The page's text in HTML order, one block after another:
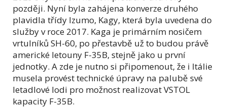
později. Nyní byla zahájena konverze druhého
plavidla třídy Izumo, Kagy, která byla uvedena do
služby v roce 2017. Kaga je primárním nosičem
vrtulníků SH-60, po přestavbě už to budou právě
americké letouny F-35B, stejně jako u první
jednotky. A zde je nutno si připomenout, že i Itálie
musela provést technické úpravy na palubě své
letadlové lodi pro možnost realizovat VSTOL
kapacity F-35B.